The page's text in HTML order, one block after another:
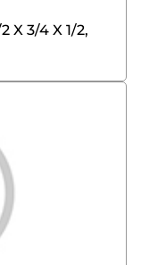
X 3/4 X 1/2,